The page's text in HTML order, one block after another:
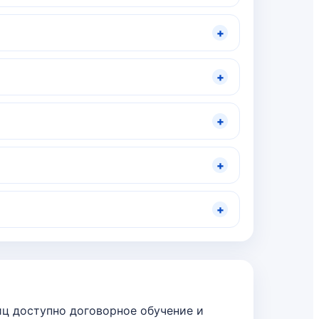
+
+
+
+
+
договорное обучение и